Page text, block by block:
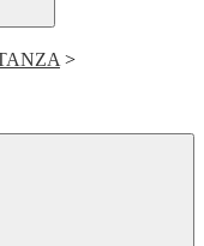
>